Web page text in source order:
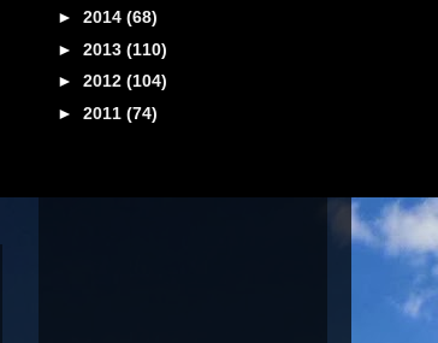
► 2014 (68)
► 2013 (110)
► 2012 (104)
► 2011 (74)